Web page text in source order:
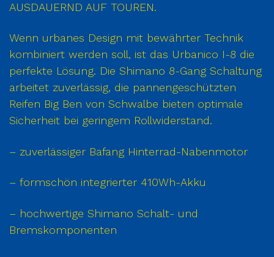
AUSDAUERND AUF TOUREN.
Wenn urbanes Design mit bewährter Technik
kombiniert werden soll, ist das Urbanico I-8 die
perfekte Lösung. Die Shimano 8-Gang Schaltung
arbeitet zuverlässig, die pannengeschützten
Reifen Big Ben von Schwalbe bieten optimale
Sicherheit bei geringem Rollwiderstand.
– zuverlässiger Bafang Hinterrad-Nabenmotor
– formschön integrierter 410Wh-Akku
– hochwertige Shimano Schalt- und
Bremskomponenten